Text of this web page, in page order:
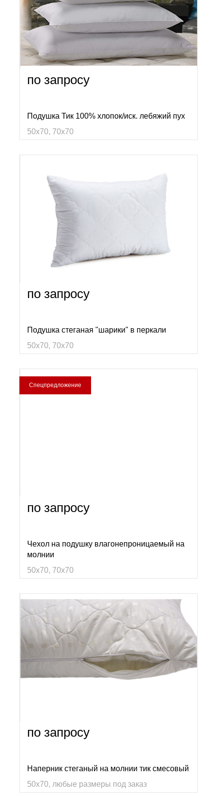
по запросу
Подушка Тик 100% хлопок/иск. лебяжий пух
50х70, 70х70
по запросу
Подушка стеганая "шарики" в перкали
50х70, 70х70
по запросу
Чехол на подушку влагонепроницаемый на
молнии
50х70, 70х70
по запросу
Наперник стеганый на молнии тик смесовый
50х70, любые размеры под заказ